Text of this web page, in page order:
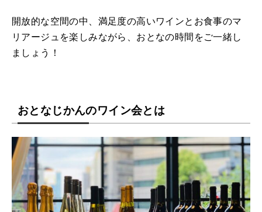
開放的な空間の中、満足度の高いワインとお食事のマ
リアージュを楽しみながら、おとなの時間をご一緒し
ましょう！
おとなじかんのワイン会とは